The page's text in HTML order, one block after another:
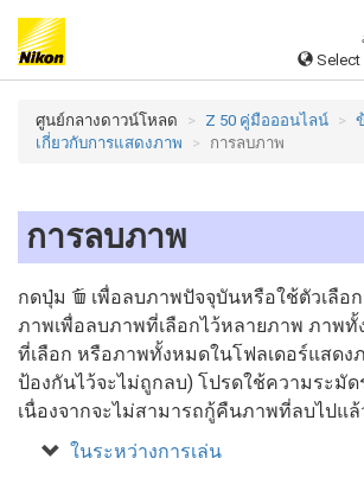
Select
ศูนย์กลางดาวน์โหลด Z 50 คู่มือออนไลน์
เกี่ยวกับการแสดงภาพ
การลบภาพ
การลบภาพ
กดปุ่ม O เพื่อลบภาพปัจจุบันหรือใช้ตัวเลือก
ภาพเพื่อลบภาพที่เลือกไว้หลายภาพ ภาพ
ที่เลือก หรือภาพทั้งหมดในโฟลเดอร์แสดง
ป้องกันไว้จะไม่ถูกลบ) โปรดใช้ความระมัด
เนื่องจากจะไม่สามารถกู้คืนภาพที่ลบไปแล้
ในระหว่างการเล่น